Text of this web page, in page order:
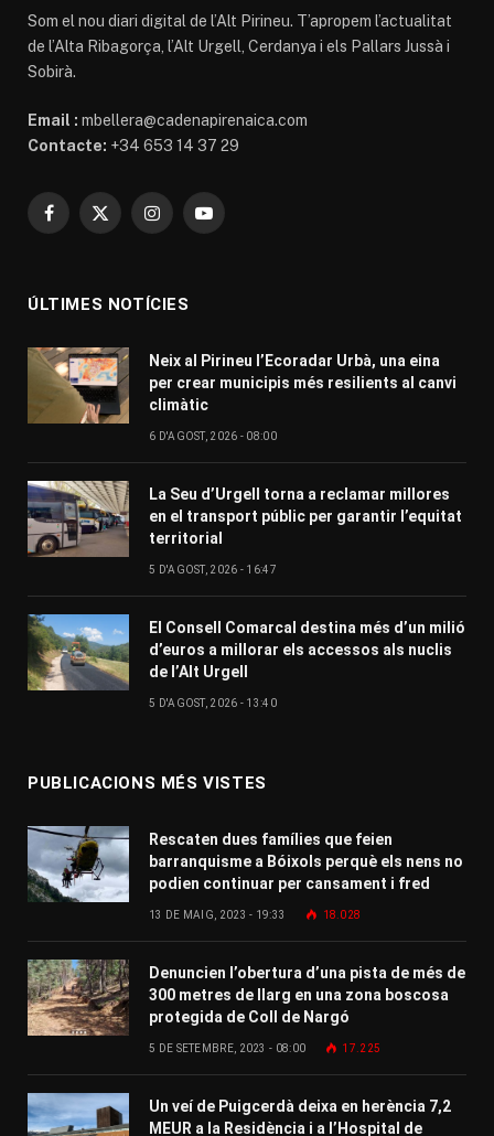
Som el nou diari digital de l’Alt Pirineu. T’apropem l’actualitat
de l’Alta Ribagorça, l’Alt Urgell, Cerdanya i els Pallars Jussà i
Sobirà.
Email : mbellera@cadenapirenaica.com
Contacte: +34 653 14 37 29
Facebook
X
InstagramYouTube
ÚLTIMES NOTÍCIES
Neix al Pirineu l’Ecoradar Urbà, una eina
per crear municipis més resilients al canvi
climàtic
6 D'AGOST, 2026 - 08:00
La Seu d’Urgell torna a reclamar millores
en el transport públic per garantir l’equitat
territorial
5 D'AGOST, 2026 - 16:47
El Consell Comarcal destina més d’un milió
d’euros a millorar els accessos als nuclis
de l’Alt Urgell
5 D'AGOST, 2026 - 13:40
PUBLICACIONS MÉS VISTES
Rescaten dues famílies que feien
barranquisme a Bóixols perquè els nens no
podien continuar per cansament i fred
13 DE MAIG, 2023 - 19:33 18.028
Denuncien l’obertura d’una pista de més de
300 metres de llarg en una zona boscosa
protegida de Coll de Nargó
5 DE SETEMBRE, 2023 - 08:00 17.225
Un veí de Puigcerdà deixa en herència 7,2
MEUR a la Residència i a l’Hospital de